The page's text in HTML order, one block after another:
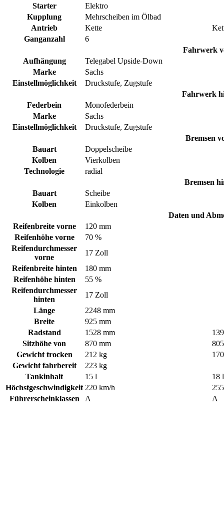
Starter
Elektro
Kupplung
Mehrscheiben im Ölbad
Antrieb
Kette
Ganganzahl
6
Fahrwerk
Aufhängung
Telegabel Upside-Down
Marke
Sachs
Einstellmöglichkeit
Druckstufe, Zugstufe
Fahrwerk
Federbein
Monofederbein
Marke
Sachs
Einstellmöglichkeit
Druckstufe, Zugstufe
Bremsen
Bauart
Doppelscheibe
Kolben
Vierkolben
Technologie
radial
Bremsen
Bauart
Scheibe
Kolben
Einkolben
Daten und
Reifenbreite vorne
120 mm
Reifenhöhe vorne
70 %
Reifendurchmesser
vorne
17 Zoll
Reifenbreite hinten
180 mm
Reifenhöhe hinten
55 %
Reifendurchmesser
hinten
17 Zoll
Länge
2248 mm
Breite
925 mm
Radstand
1528 mm
Sitzhöhe von
870 mm
Gewicht trocken
212 kg
Gewicht fahrbereit
223 kg
Tankinhalt
15 l
18 l
Höchstgeschwindigkeit 220 km/h
Führerscheinklassen
A A